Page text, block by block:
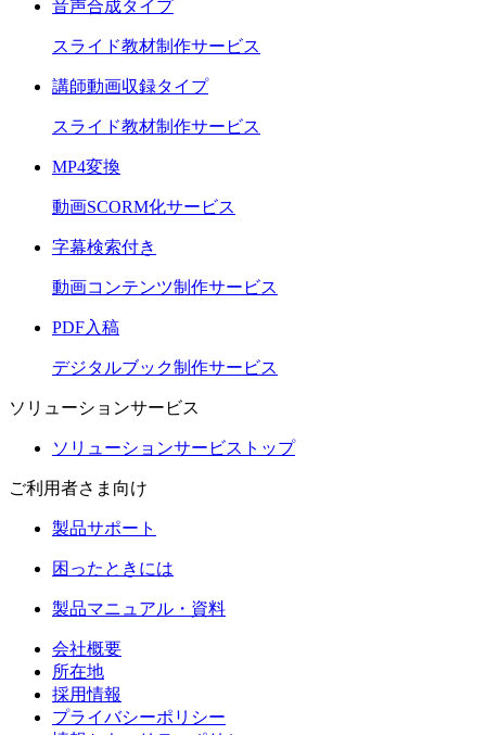
音声合成タイプ
スライド教材制作サービス
講師動画収録タイプ
スライド教材制作サービス
MP4変換
動画SCORM化サービス
字幕検索付き
動画コンテンツ制作サービス
PDF入稿
デジタルブック制作サービス
ソリューションサービス
ソリューションサービストップ
ご利用者さま向け
製品サポート
困ったときには
製品マニュアル・資料
会社概要
所在地
採用情報
プライバシーポリシー